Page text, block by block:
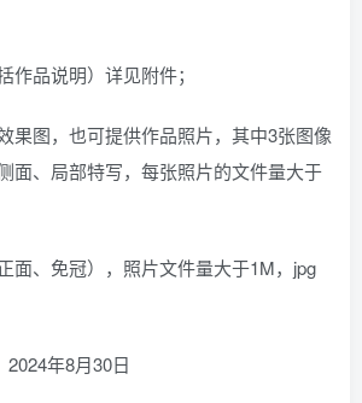
品说明）详见附件；
果图，也可提供作品照片，其中3张图像
面、局部特写，每张照片的文件量大于
面、免冠），照片文件量大于1M，jpg
年8月30日